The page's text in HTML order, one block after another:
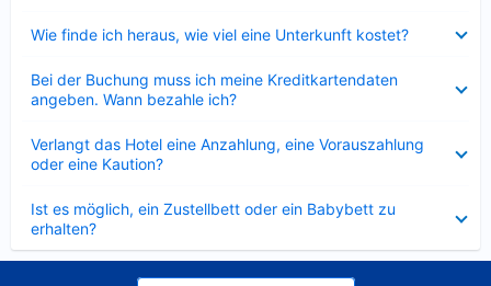
Wie finde ich heraus, wie viel eine Unterkunft kostet?
Bei der Buchung muss ich meine Kreditkartendaten
angeben. Wann bezahle ich?
Verlangt das Hotel eine Anzahlung, eine Vorauszahlung
oder eine Kaution?
Ist es möglich, ein Zustellbett oder ein Babybett zu
erhalten?